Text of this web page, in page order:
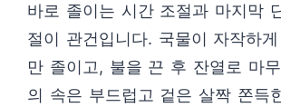
바로 졸이는 시간 조절과 마지막
절이 관건입니다. 국물이 자작하
만 졸이고, 불을 끈 후 잔열로 마
의 속은 부드럽고 겉은 살짝 쫀득